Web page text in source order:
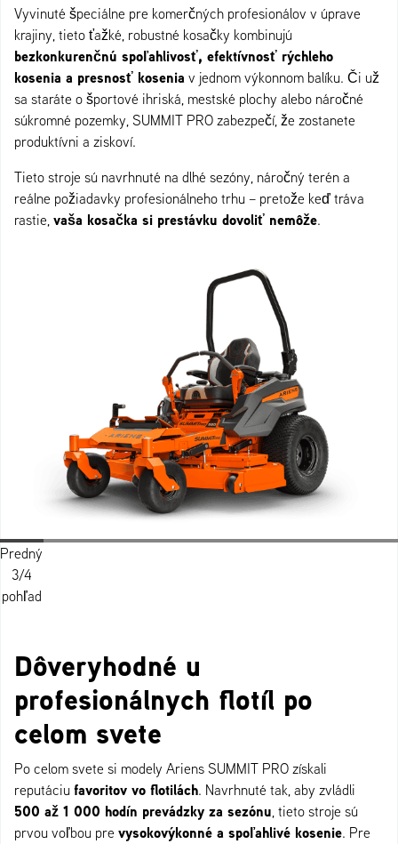
Vyvinuté špeciálne pre komerčných profesionálov v úprave
krajiny, tieto ťažké, robustné kosačky kombinujú
bezkonkurenčnú spoľahlivosť, efektívnosť rýchleho
kosenia a presnosť kosenia v jednom výkonnom balíku. Či už
sa staráte o športové ihriská, mestské plochy alebo náročné
súkromné pozemky, SUMMIT PRO zabezpečí, že zostanete
produktívni a ziskoví.
Tieto stroje sú navrhnuté na dlhé sezóny, náročný terén a
reálne požiadavky profesionálneho trhu – pretože keď tráva
rastie, vaša kosačka si prestávku dovoliť nemôže.
Predný
3/4
pohľad
Dôveryhodné u
profesionálnych flotíl po
celom svete
Po celom svete si modely Ariens SUMMIT PRO získali
reputáciu favoritov vo flotilách. Navrhnuté tak, aby zvládli
500 až 1 000 hodín prevádzky za sezónu, tieto stroje sú
prvou voľbou pre vysokovýkonné a spoľahlivé kosenie. Pre